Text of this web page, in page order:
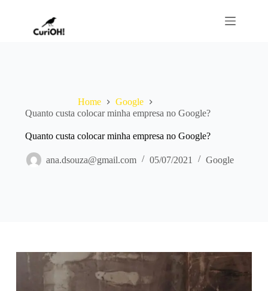
Home
Google
Quanto custa colocar minha empresa no Google?
Quanto custa colocar minha empresa no Google?
ana.dsouza@gmail.com 05/07/2021 Google